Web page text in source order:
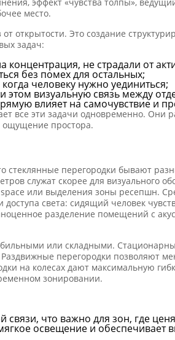
место.
открытости. Это создание
задач:
не страдали от
без помех для остальных;
человеку нужно уединиться;
этом визуальную связь между
влияет на самочувствие и
все эти задачи одновременно. Они
ощущение простора.
стеклянные перегородки бывают
служат скорее для визуального
или выделения зоны ресепшн.
света: сидящий человек
разделение помещений с
или складными.
перегородки позволяют
на колесах дают максимальную
зонировании.
связи, что важно для зон, где
освещение и